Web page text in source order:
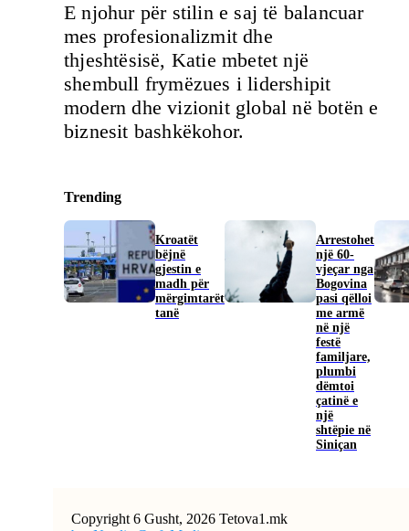
E njohur për stilin e saj të balancuar
mes profesionalizmit dhe
thjeshtësisë, Katie mbetet një
shembull frymëzues i lidershipit
modern dhe vizionit global në botën e
biznesit bashkëkohor.
Trending
Kroatët
bëjnë
gjestin e
madh për
mërgimtarët
tanë
Arrestohet
një 60-
vjeçar nga
Bogovina
pasi qëlloi
me armë
në një
festë
familjare,
plumbi
dëmtoi
çatinë e
një
shtëpie në
Siniçan
Copyright 6 Gusht, 2026 Tetova1.mk